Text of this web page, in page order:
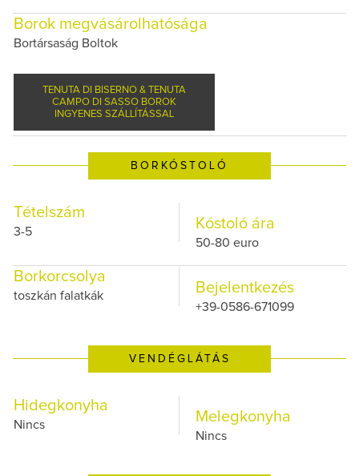
Borok megvásárolhatósága
Bortársaság Boltok
TENUTA DI BISERNO & TENUTA
CAMPO DI SASSO BOROK
INGYENES SZÁLLÍTÁSSAL
BORKÓSTOLÓ
Tételszám
3-5 Kóstoló ára
50-80 euro
Borkorcsolya
toszkán falatkák Bejelentkezés
+39-0586-671099
VENDÉGLÁTÁS
Hidegkonyha
Nincs Melegkonyha
Nincs